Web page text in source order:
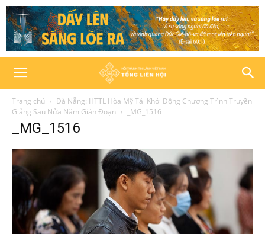
Trang chủ
Đà Nẵng: HTTL Hòa Mỹ Tái Khởi Động Chương Trình Truyền
Giảng Sau Nửa Năm Gián Đoạn
_MG_1516
_MG_1516